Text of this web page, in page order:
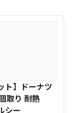
ト】ドーナツ
取り 耐熱
シー